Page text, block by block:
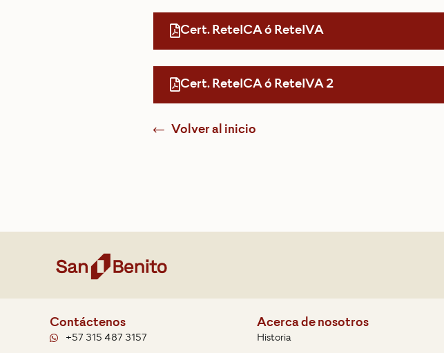
Cert. ReteICA ó ReteIVA
Cert. ReteICA ó ReteIVA 2
Volver al inicio
Contáctenos
+57 315 487 3157
Acerca de nosotros
Historia